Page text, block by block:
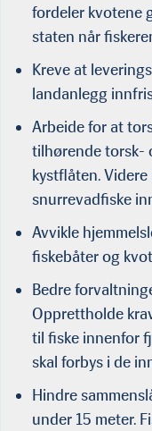
fordeler kvotene
staten når
Kreve at
landanlegg
Arbeide for at
tilhørende torsk-
kystflåten.
snurrevadfiske
Avvikle
fiskebåter og
Bedre
Opprettholde
til fiske innenfor
skal forbys i de
Hindre
under 15 meter.